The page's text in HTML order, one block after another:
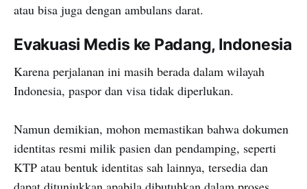
atau bisa juga dengan ambulans darat.
Evakuasi Medis ke Padang, Indonesia
Karena perjalanan ini masih berada dalam wilayah
Indonesia, paspor dan visa tidak diperlukan.
Namun demikian, mohon memastikan bahwa dokumen
identitas resmi milik pasien dan pendamping, seperti
KTP atau bentuk identitas sah lainnya, tersedia dan